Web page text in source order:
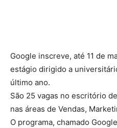
Google inscreve, até 11 de
estágio dirigido a
último ano.
São 25 vagas no escritório
nas áreas de Vendas,
O programa, chamado